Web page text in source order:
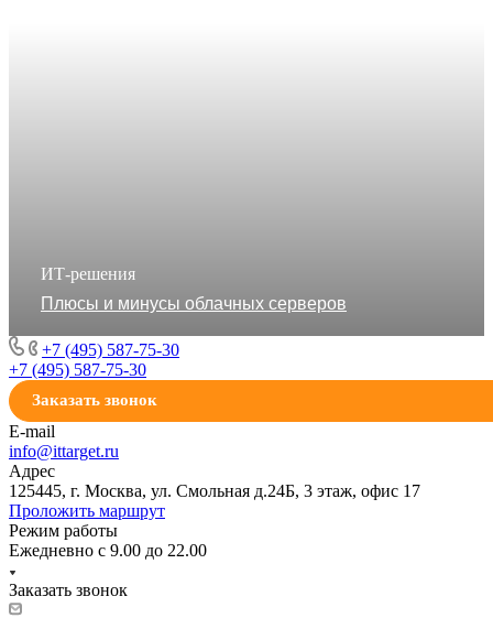
ИТ-решения
Плюсы и минусы облачных серверов
+7 (495) 587-75-30
+7 (495) 587-75-30
Заказать звонок
E-mail
info@ittarget.ru
Адрес
125445, г. Москва, ул. Смольная д.24Б, 3 этаж, офис 17
Проложить маршрут
Режим работы
Ежедневно с 9.00 до 22.00
Заказать звонок